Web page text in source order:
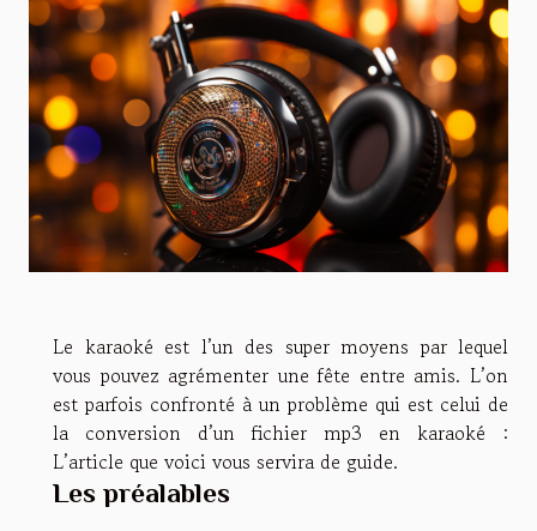
Le karaoké est l’un des super moyens par lequel
vous pouvez agrémenter une fête entre amis. L’on
est parfois confronté à un problème qui est celui de
la conversion d’un fichier mp3 en karaoké :
L’article que voici vous servira de guide.
Les préalables